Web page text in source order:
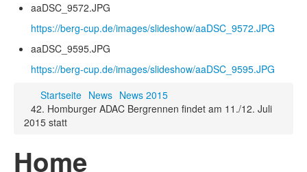
aaDSC_9572.JPG
https://berg-cup.de/images/slideshow/aaDSC_9572.JPG
aaDSC_9595.JPG
https://berg-cup.de/images/slideshow/aaDSC_9595.JPG
Startseite News News 2015
42. Homburger ADAC Bergrennen findet am 11./12. Juli
2015 statt
Home